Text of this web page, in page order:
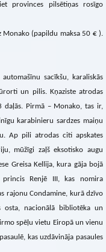
provinces pilsētiņas rosīgo
Monako (papildu maksa 50 € ).
sacīkšu, karaliskās
un pilis. Kņaziste atrodas
Pirmā – Monako, tas ir,
karabinieru sardzes maiņu
Ap pili atrodas citi apskates
mūžīgi zaļš eksotisko augu
Greisa Kellija, kura gāja bojā
princis Renjē III, kas nomira
rajonu Condamine, kurā dzīvo
osta, nacionālā bibliotēka un
spēļu vietu Eiropā un vienu
kas uzdāvināja pasaules